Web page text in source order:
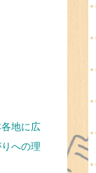
地に広
への理